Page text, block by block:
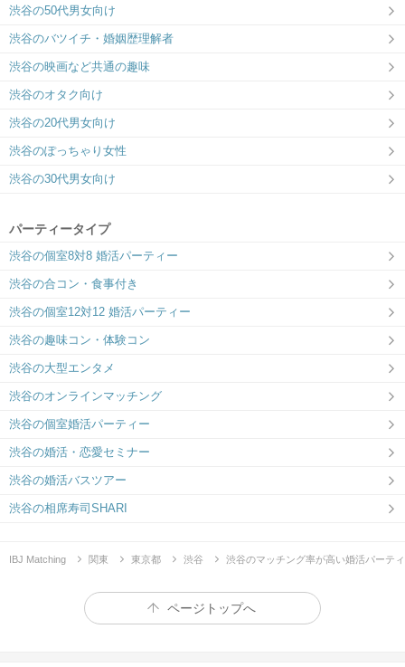
渋谷の50代男女向け
渋谷のバツイチ・婚姻歴理解者
渋谷の映画など共通の趣味
渋谷のオタク向け
渋谷の20代男女向け
渋谷のぽっちゃり女性
渋谷の30代男女向け
パーティータイプ
渋谷の個室8対8 婚活パーティー
渋谷の合コン・食事付き
渋谷の個室12対12 婚活パーティー
渋谷の趣味コン・体験コン
渋谷の大型エンタメ
渋谷のオンラインマッチング
渋谷の個室婚活パーティー
渋谷の婚活・恋愛セミナー
渋谷の婚活バスツアー
渋谷の相席寿司SHARI
IBJ Matching 関東 東京都 渋谷 渋谷のマッチング率が高い婚活パーテ
ページトップへ